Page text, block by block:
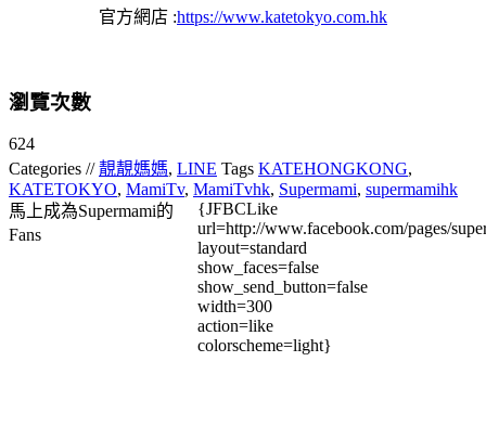
官方網店 :https://www.katetokyo.com.hk
瀏覽次數
624
Categories //靚靚媽媽, LINE Tags KATEHONGKONG,
KATETOKYO, MamiTv, MamiTvhk, Supermami, supermamihk
馬上成為Supermami的
Fans
{JFBCLike
url=http://www.facebook.com/pages/
layout=standard
show_faces=false
show_send_button=false
width=300
action=like
colorscheme=light}